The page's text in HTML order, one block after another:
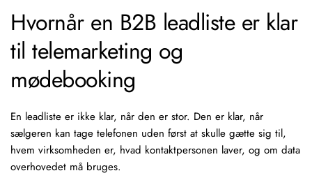
Hvornår en B2B leadliste er klar
til telemarketing og
mødebooking
En leadliste er ikke klar, når den er stor. Den er klar, når
sælgeren kan tage telefonen uden først at skulle gætte sig til,
hvem virksomheden er, hvad kontaktpersonen laver, og om data
overhovedet må bruges.